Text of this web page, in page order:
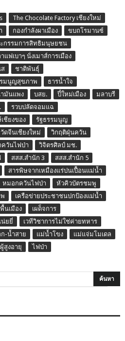
The Chocolate Factory เชียงใหม่
กองกำลังผาเมือง
ขบถโรมานซ์
กรรมการสิทธิมนุษยชน
แฟเบาๆ นั่งเมาส์การเมือง
ชาติพันธุ์
มนูญสุขภาพ
ธารน้ำใจ
มันแพง บสย. ปี๋ใหม่เมือง
มลาบรี
รวบปลัดจอมแฉ
ชียงของ
รัฐธรรมนูญ
วัดจีนเชียงใหม่
วิกฤติฝุ่นควัน
วันไฟป่า
วิจิตรศิลป์ มช.
สสส.สำนัก 3
สสส.สำนัก 5
สารพิษจากเหมืองแร่ปนเปื้อนแม่น้ำ
หมอกควันไฟป่า
หัวคิวบัตรชมพู
เครือข่ายประชาชนปกป้องแม่น้ำ
นเมือง
เผด็จการ
น่ยยี่
เวทีวิชาการไม่ใช่ค่ายทหาร
-น้ำสาย แม่น้ำโขง
แม่แจ่มโมเดล
สูงอายุ ไฟป่า